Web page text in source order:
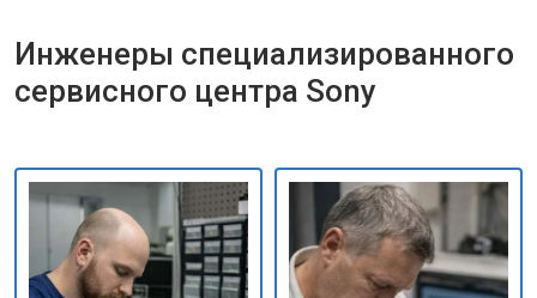
Инженеры специализированного
сервисного центра Sony